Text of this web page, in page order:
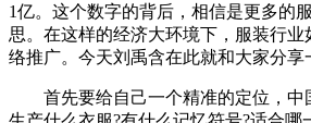
1亿。这个数字的背后，相信是更多的
思。在这样的经济大环境下，服装行业
络推广。今天刘禹含在此就和大家分享
首先要给自己一个精准的定位，中